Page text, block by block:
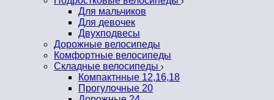
Для мальчиков
Для девочек
Двухподвесы
Дорожные велосипеды
Комфортные велосипеды
Складные велосипеды
Компактнные 12,16,18
Прогулочные 20